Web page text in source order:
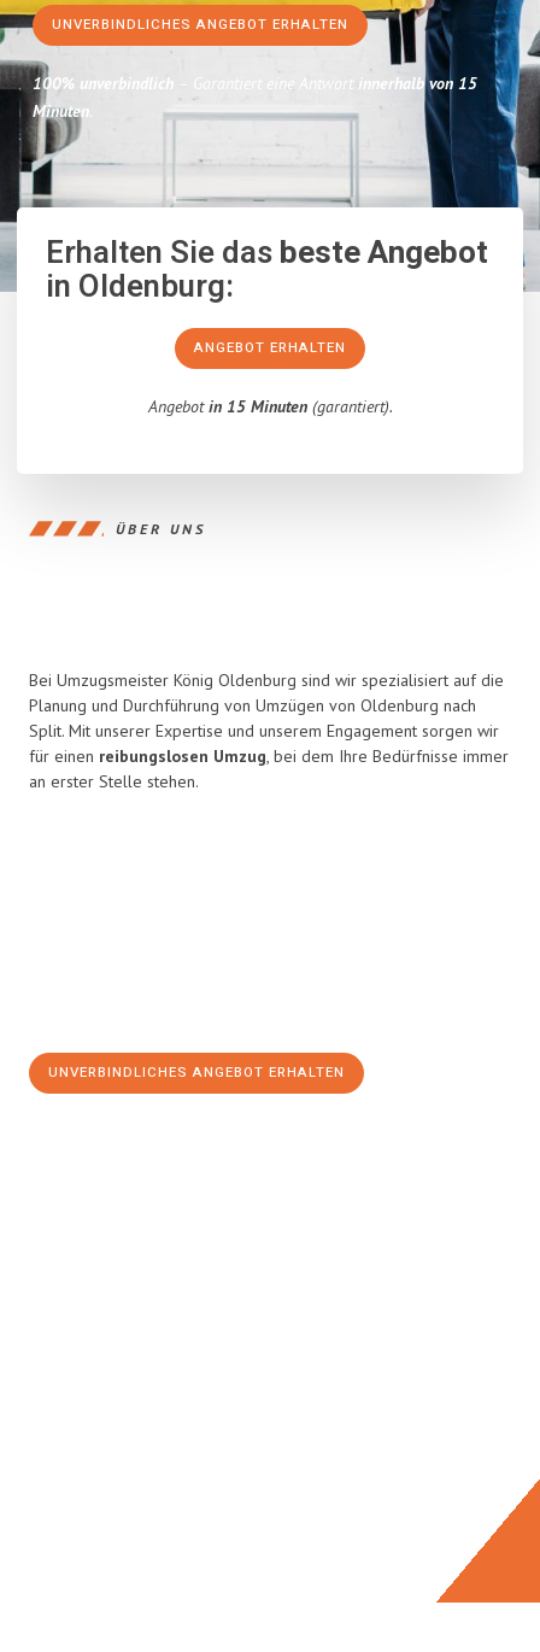
UNVERBINDLICHES ANGEBOT ERHALTEN
100% unverbindlich – Garantiert eine Antwort innerhalb von 15
Minuten.
Erhalten Sie dasbeste Angebot
in Oldenburg:
ANGEBOT ERHALTEN
Angebotin 15 Minuten(garantiert).
ÜBER UNS
Bei Umzugsmeister König Oldenburg sind wir spezialisiert auf die
Planung und Durchführung von Umzügen von Oldenburg nach
Split. Mit unserer Expertise und unserem Engagement sorgen wir
für einen reibungslosen Umzug, bei dem Ihre Bedürfnisse immer
an erster Stelle stehen.
UNVERBINDLICHES ANGEBOT ERHALTEN